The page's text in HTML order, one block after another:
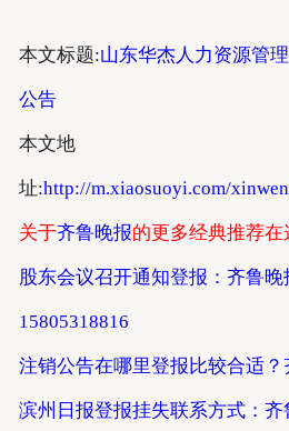
本文标题:山东华杰人力资源管
公告
本文地
址:http://m.xiaosuoyi.com/
关于齐鲁晚报的更多经典推荐
股东会议召开通知登报：齐鲁
15805318816
注销公告在哪里登报比较合适
滨州日报登报挂失联系方式：